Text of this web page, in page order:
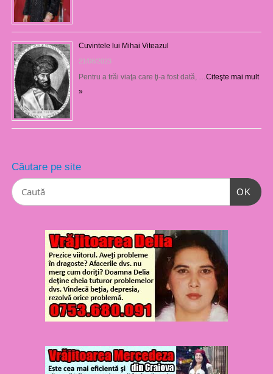
Cuvintele lui Mihai Viteazul
21/08/2023
Pentru a trăi viaţa care ţi-a fost dată, … Citeşte mai mult
»
Căutare pe site
OK